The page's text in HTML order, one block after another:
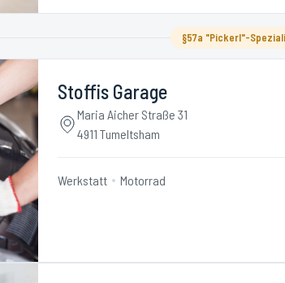
§57a "Pickerl"-
Stoffis Garage
Maria Aicher Straße 31
4911 Tumeltsham
Werkstatt Motorrad